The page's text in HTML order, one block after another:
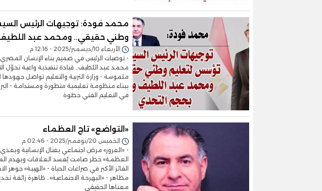
محمد فودة: توجيهات الرئيس
وطني حقيقي.. ومحمد عبد اللطيف
الأربعاء 10/ديسمبر/2025 - 12:16 م
- توصيات الرئيس في صميم بناء الإنسان
محمد عبد اللطيف.. قيادة تنفيذية واعية تحوّل
ملموسة - وزارة التربية والتعليم تواصل
ببناء منظومة تعليمية متطورة ومستدامة -
في التعليم الفني خطوة
«التواضع» تاج العظماء
الخميس 20/نوفمبر/2025 - 02:46 م
- «الغرور» مرض اجتماعي يغتال الإنسانية
العظمة» خطر صامت يُفسد العلاقات ويهدم
الفائز الأكبر في صراعات الحياة - «الهيبة» جوهر
مظاهر - «البهرجة الاجتماعية».. ظاهرة زائفة
معناها الحقيقي